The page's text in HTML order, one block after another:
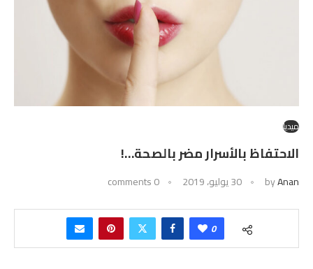
ميديا
الاحتفاظ بالأسرار مضر بالصحة…!
byAnan 30 يوليو، 2019 0 comments
0